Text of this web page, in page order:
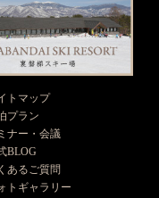
トマップ
プラン
ナー・会議
BLOG
あるご質問
トギャラリー